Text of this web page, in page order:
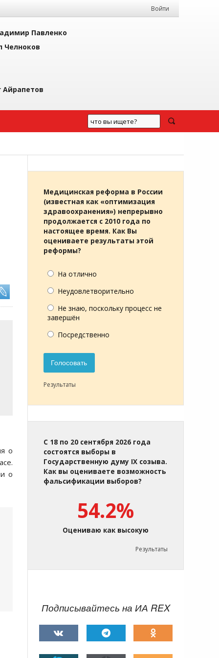
Войти
Павленко
Челноков
Айрапетов
о
о
Медицинская реформа в России
(известная как «оптимизация
здравоохранения») непрерывно
продолжается с 2010 года по
настоящее время. Как Вы
оцениваете результаты этой
реформы?
На отлично
Неудовлетворительно
Не знаю, поскольку процесс не
завершён
Посредственно
Голосовать
Результаты
С 18 по 20 сентября 2026 года
состоятся выборы в
Государственную думу IX созыва.
Как вы оцениваете возможность
фальсификации выборов?
54.2%
Оцениваю как высокую
Результаты
Подписывайтесь на ИА REX